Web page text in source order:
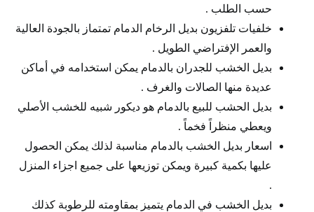
حسب الطلب .
خلفيات تلفزيون بديل الرخام الدمام تمتماز بالجودة العالية
والعمر الإفتراضي الطويل .
بديل الخشب للجدران بالدمام يمكن استخدامه في أماكن
عديدة منها الصالات والغرف .
بديل الحشب للبيع بالدمام هو ديكور شبيه للخشب الأصلي
ويعطي منظراً فخماً .
اسعار بديل الخشب بالدمام مناسبة لذلك يمكن الحصول
عليها بكمية كبيرة ويمكن توزيعها على جميع اجزاء المنزل
.
بديل الخشب في الدمام يتميز بمقاومته للرطوبة كذلك